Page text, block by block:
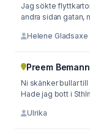
Jag sökte
andra sidan gatan,
Helene Gladsaxe
Preem
Ni skänker bullar
Hade jag bott i
Ulrika